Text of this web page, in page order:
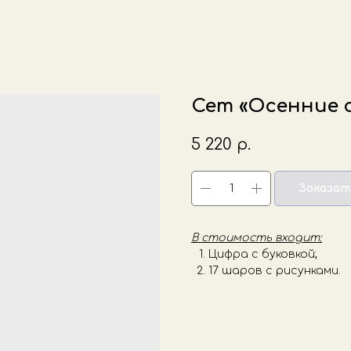
Сет «Осенние
5 220 р.
В стоимость входит:
Цифра с буковкой;
17 шаров с рисунками.